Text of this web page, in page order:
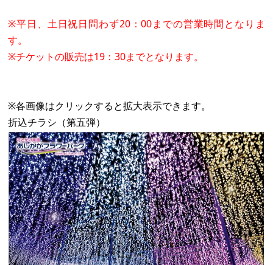
※平日、土日祝日問わず20：00までの営業時間となりま
す。
※チケットの販売は19：30までとなります。
※各画像はクリックすると拡大表示できます。
折込チラシ（第五弾）